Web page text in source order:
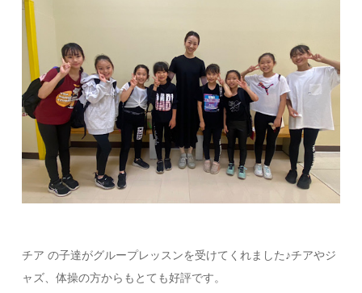
チア の子達がグループレッスンを受けてくれました♪チアやジ
ャズ、体操の方からもとても好評です。